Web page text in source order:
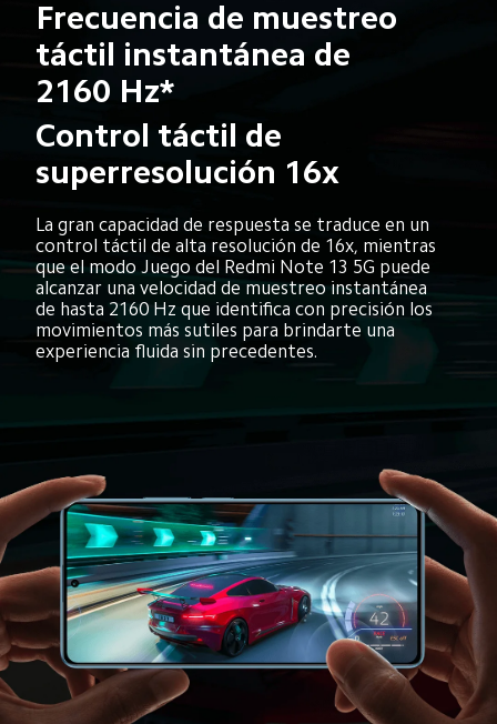
Frecuencia de muestreo
táctil instantánea de
2160 Hz*
Control táctil de
superresolución 16x
La gran capacidad de respuesta se traduce en un
control táctil de alta resolución de 16x, mientras
que el modo Juego del Redmi Note 13 5G puede
alcanzar una velocidad de muestreo instantánea
de hasta 2160 Hz que identifica con precisión los
movimientos más sutiles para brindarte una
experiencia fluida sin precedentes.